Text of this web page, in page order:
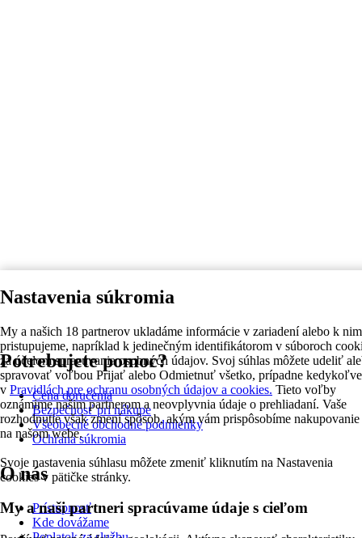
Nastavenia súkromia
My a našich 18 partnerov ukladáme informácie v zariadení alebo k nim
pristupujeme, napríklad k jedinečným identifikátorom v súboroch
za účelom spracúvania osobných údajov. Svoj súhlas môžete udeliť
spravovať voľbou Prijať alebo Odmietnuť všetko, prípadne
v Pravidlách pre ochranu osobných údajov a cookies. Tieto voľby
oznámime našim partnerom a neovplyvnia údaje o prehliadaní. Vaše
rozhodnutie však zmení spôsob, akým vám prispôsobíme nakupovanie
na našom webe.
Svoje nastavenia súhlasu môžete zmeniť kliknutím na Nastavenia
cookies v pätičke stránky.
My a naši partneri spracúvame údaje s cieľom
Potrebujete pomoc?
Cena doručenia
Bezpečnosť pri nákupe
Všeobecné obchodné podmienky
Ochrana súkromia
O nás
Prístupnosť
Kde dovážame